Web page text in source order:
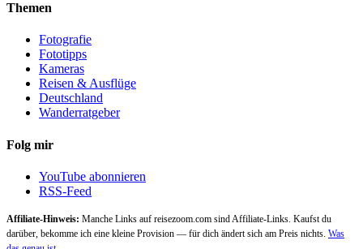
Themen
Fotografie
Fototipps
Kameras
Reisen & Ausflüge
Deutschland
Wanderratgeber
Folg mir
YouTube abonnieren
RSS-Feed
Affiliate-Hinweis: Manche Links auf reisezoom.com sind Affiliate-Links. Kaufst du
darüber, bekomme ich eine kleine Provision — für dich ändert sich am Preis nichts. Was